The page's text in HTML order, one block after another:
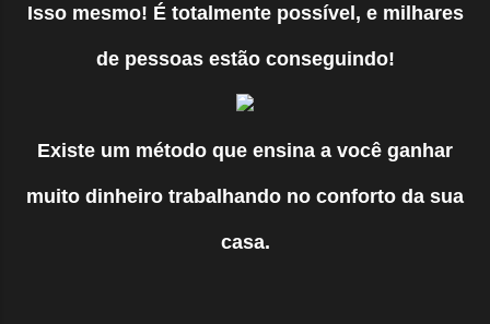
Isso mesmo! É totalmente possível, e milhares
de pessoas estão conseguindo!
Existe um método que ensina a você ganhar
muito dinheiro trabalhando no conforto da sua
casa.